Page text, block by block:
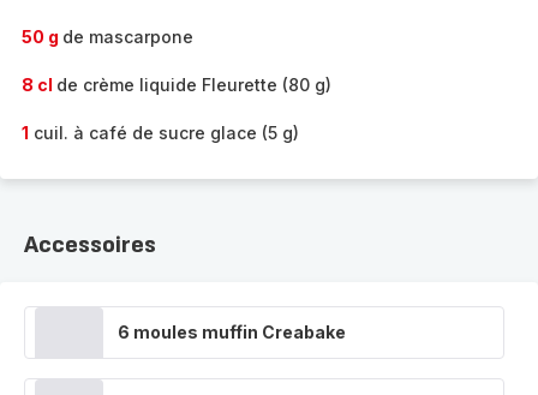
50 g de mascarpone
8 cl de crème liquide Fleurette (80 g)
1 cuil. à café de sucre glace (5 g)
Accessoires
6 moules muffin Creabake